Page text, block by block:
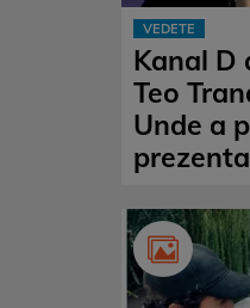
VEDETE
Kanal D
Teo
Unde a